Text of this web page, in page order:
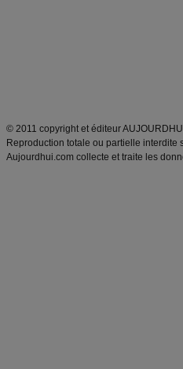
© 2011 copyright et éditeur
Reproduction totale ou partielle interdite
Aujourdhui.com collecte et traite les